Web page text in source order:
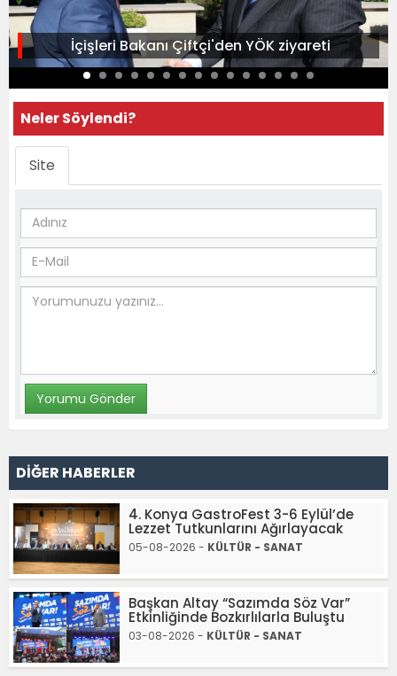
İçişleri Bakanı Çiftçi'den YÖK ziyareti
Neler Söylendi?
Site
DİĞER HABERLER
4. Konya GastroFest 3-6 Eylül’de
Lezzet Tutkunlarını Ağırlayacak
05-08-2026 - KÜLTÜR - SANAT
Başkan Altay “Sazımda Söz Var”
Etkinliğinde Bozkırlılarla Buluştu
03-08-2026 - KÜLTÜR - SANAT